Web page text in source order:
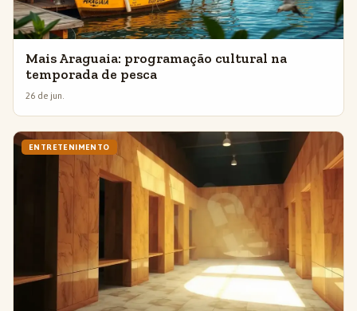
Mais Araguaia: programação cultural na
temporada de pesca
26 de jun.
ENTRETENIMENTO